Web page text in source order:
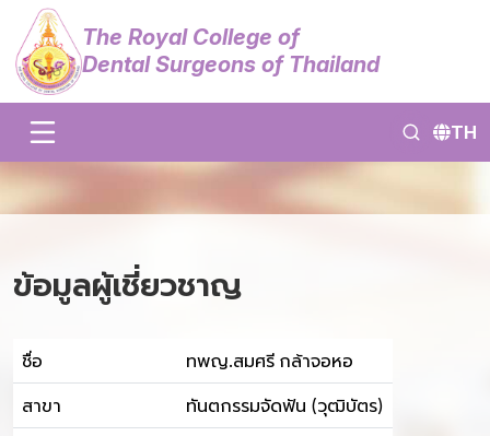
The Royal College of
Dental Surgeons of Thailand
TH
ข้อมูลผู้เชี่ยวชาญ
ชื่อ ทพญ.สมศรี กล้าจอหอ
สาขา ทันตกรรมจัดฟัน (วุฒิบัตร)